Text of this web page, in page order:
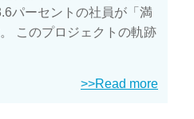
パーセントの社員が「満
このプロジェクトの軌跡
>>Read more